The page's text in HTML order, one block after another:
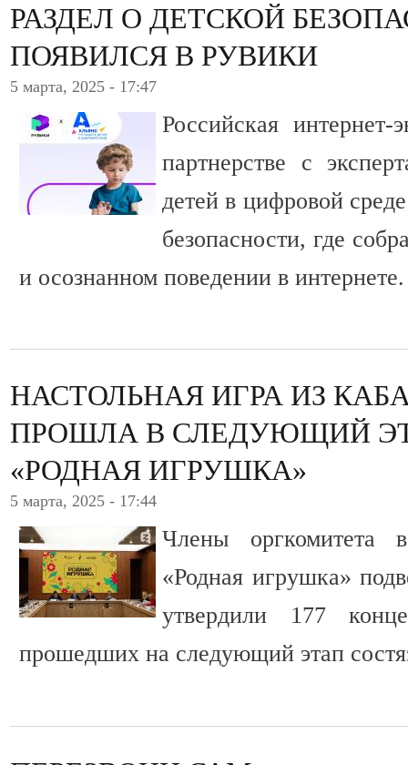
РАЗДЕЛ О ДЕТСКОЙ
ПОЯВИЛСЯ В РУВИКИ
5 марта, 2025 - 17:47
Российская
партнерстве с
детей в цифровой
безопасности, где
и осознанном поведении в интернете.
НАСТОЛЬНАЯ ИГРА ИЗ
ПРОШЛА В СЛЕДУЮЩИЙ
«РОДНАЯ ИГРУШКА»
5 марта, 2025 - 17:44
Члены оргкомитета
«Родная игрушка»
утвердили 177
прошедших на следующий этап